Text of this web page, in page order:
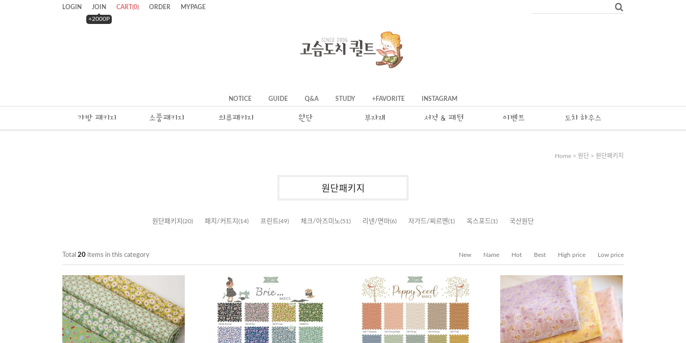
LOGIN
JOIN
+2000P
CART(0) ORDER MYPAGE
NOTICE GUIDE Q&A STUDY +FAVORITE INSTAGRAM
가방 패키지 소품패키지 의류패키지 원단 부자재 서적 & 패턴 이벤트 도치 하우스
Home > 원단 > 원단패키지
원단패키지
원단패키지 (20) 패치/커트지 (14) 프린트(49) 체크/아즈미노(51) 리넨/면마(6) 자가드/찌르멘(1) 옥스포드(1) 국산원단
Total 20 items in this category New Name Hot Best High price Low price